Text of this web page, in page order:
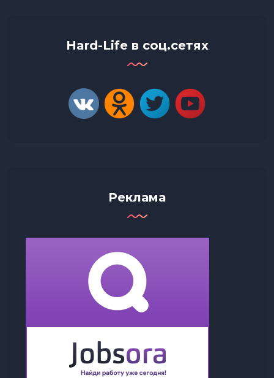
Hard-Life в соц.сетях
Реклама